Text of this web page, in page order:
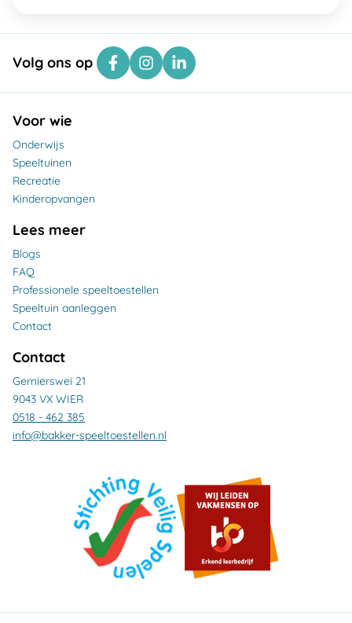
Volg ons op
Voor wie
Onderwijs
Speeltuinen
Recreatie
Kinderopvangen
Lees meer
Blogs
FAQ
Professionele speeltoestellen
Speeltuin aanleggen
Contact
Contact
Gernierswei 21
9043 VX WIER
0518 - 462 385
info@bakker-speeltoestellen.nl